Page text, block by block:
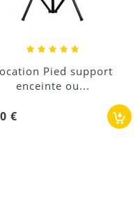
Adaptateur réducteur
éclairage
€